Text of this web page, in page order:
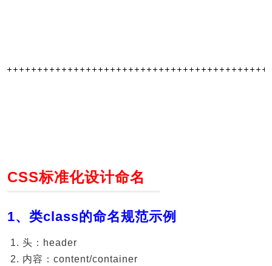
CSS标准化设计命名
1、类class的命名规范示例
头：header
内容：content/container